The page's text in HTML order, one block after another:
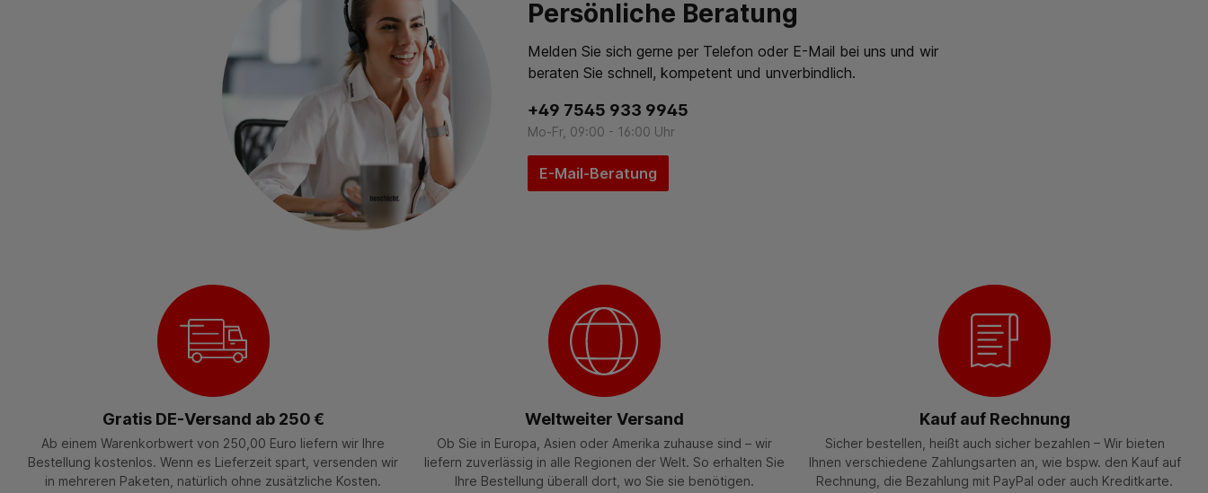
Persönliche Beratung
Melden Sie sich gerne per Telefon oder E-Mail bei uns und wir
beraten Sie schnell, kompetent und unverbindlich.
+49 7545 933 9945
Mo-Fr, 09:00 - 16:00 Uhr
E-Mail-Beratung
Gratis DE-Versand ab 250 €
Ab einem Warenkorbwert von 250,00 Euro liefern wir Ihre
Bestellung kostenlos. Wenn es Lieferzeit spart, versenden wir
in mehreren Paketen, natürlich ohne zusätzliche Kosten.
Weltweiter Versand
Ob Sie in Europa, Asien oder Amerika zuhause sind – wir
liefern zuverlässig in alle Regionen der Welt. So erhalten Sie
Ihre Bestellung überall dort, wo Sie sie benötigen.
Kauf auf Rechnung
Sicher bestellen, heißt auch sicher bezahlen – Wir bieten
Ihnen verschiedene Zahlungsarten an, wie bspw. den Kauf auf
Rechnung, die Bezahlung mit PayPal oder auch Kreditkarte.